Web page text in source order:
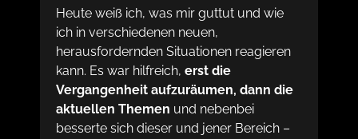
Heute weiß ich, was mir guttut und wie
ich in verschiedenen neuen,
herausfordernden Situationen reagieren
kann. Es war hilfreich, erst die
Vergangenheit aufzuräumen, dann die
aktuellen Themen und nebenbei
besserte sich dieser und jener Bereich –